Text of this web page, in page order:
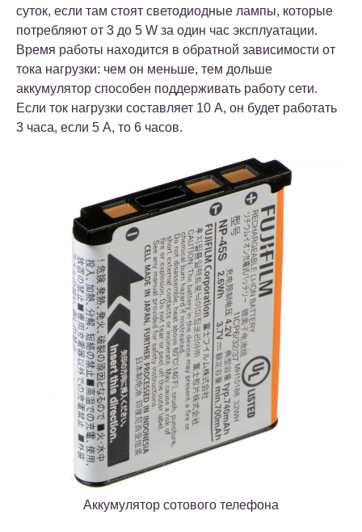
суток, если там стоят светодиодные лампы, которые
потребляют от 3 до 5 W за один час эксплуатации.
Время работы находится в обратной зависимости от
тока нагрузки: чем он меньше, тем дольше
аккумулятор способен поддерживать работу сети.
Если ток нагрузки составляет 10 А, он будет работать
3 часа, если 5 А, то 6 часов.
Аккумулятор сотового телефона